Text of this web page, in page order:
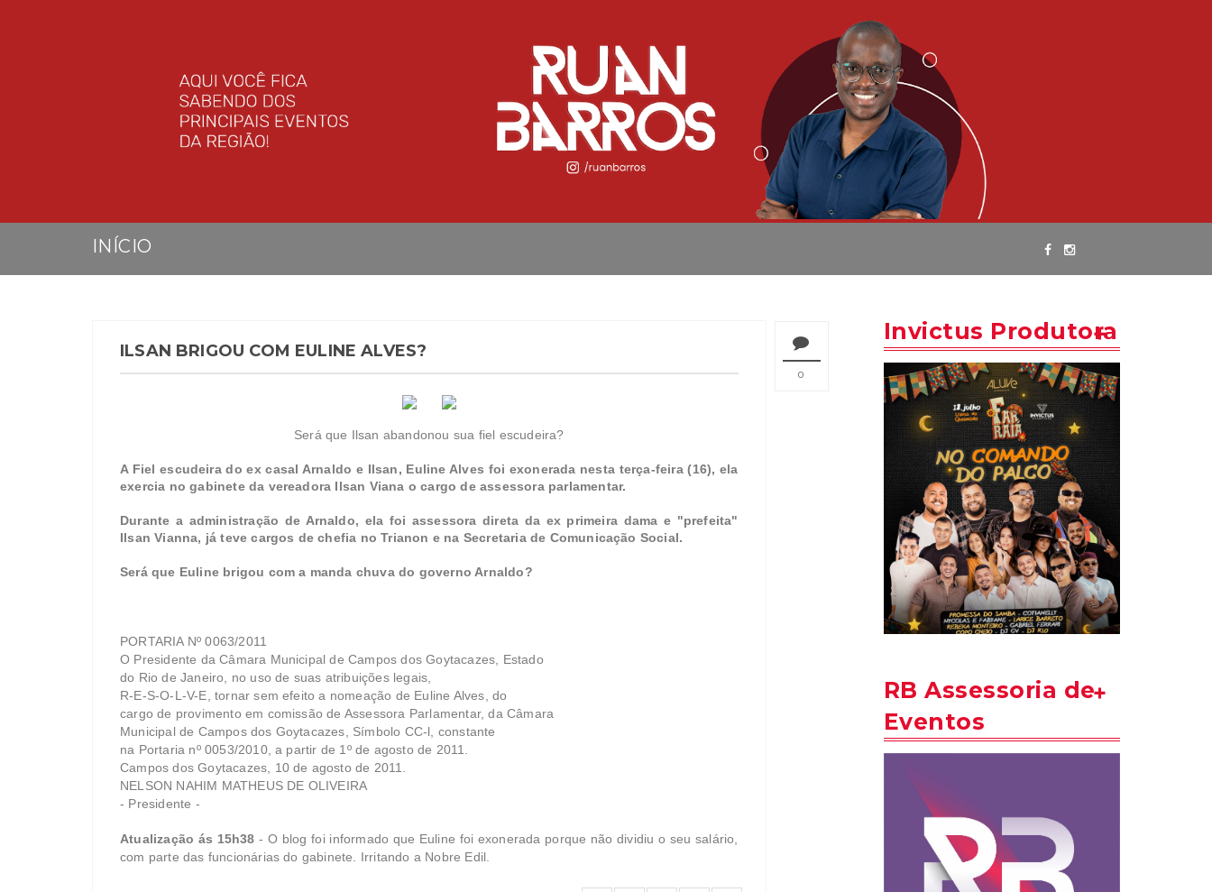
INÍCIO
0
ILSAN BRIGOU COM EULINE ALVES?
Será que Ilsan abandonou sua fiel escudeira?
A Fiel escudeira do ex casal Arnaldo e Ilsan, Euline Alves foi exonerada nesta terça-feira (16), ela
exercia no gabinete da vereadora Ilsan Viana o cargo de assessora parlamentar.
Durante a administração de Arnaldo, ela foi assessora direta da ex primeira dama e "prefeita"
Ilsan Vianna, já teve cargos de chefia no Trianon e na Secretaria de Comunicação Social.
Será que Euline brigou com a manda chuva do governo Arnaldo?
PORTARIA Nº 0063/2011
O Presidente da Câmara Municipal de Campos dos Goytacazes, Estado
do Rio de Janeiro, no uso de suas atribuições legais,
R-E-S-O-L-V-E, tornar sem efeito a nomeação de Euline Alves, do
cargo de provimento em comissão de Assessora Parlamentar, da Câmara
Municipal de Campos dos Goytacazes, Símbolo CC-l, constante
na Portaria nº 0053/2010, a partir de 1º de agosto de 2011.
Campos dos Goytacazes, 10 de agosto de 2011.
NELSON NAHIM MATHEUS DE OLIVEIRA
- Presidente -
Atualização ás 15h38 - O blog foi informado que Euline foi exonerada porque não dividiu o seu salário,
com parte das funcionárias do gabinete. Irritando a Nobre Edil.
Invictus Produtora
RB Assessoria de
Eventos